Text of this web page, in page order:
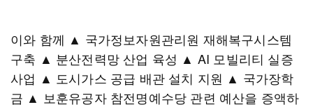
이와 함께 ▲ 국가정보자원관리원 재해복구시스템
구축 ▲ 분산전력망 산업 육성 ▲ AI 모빌리티 실증
사업 ▲ 도시가스 공급 배관 설치 지원 ▲ 국가장학
금 ▲ 보훈유공자 참전명예수당 관련 예산을 증액하